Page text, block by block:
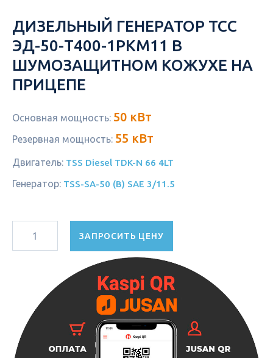
ДИЗЕЛЬНЫЙ ГЕНЕРАТОР ТСС
ЭД-50-Т400-1РКМ11 В
ШУМОЗАЩИТНОМ КОЖУХЕ НА
ПРИЦЕПЕ
Основная мощность: 50 кВт
Резервная мощность: 55 кВт
Двигатель: TSS Diesel TDK-N 66 4LT
Генератор: TSS-SA-50 (B) SAE 3/11.5
ЗАПРОСИТЬ ЦЕНУ